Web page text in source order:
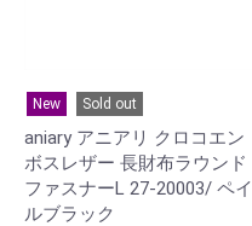
New Sold out
aniary アニアリ クロコエン
ボスレザー 長財布ラウンド
ファスナーL 27-20003/ ペイ
ルブラック